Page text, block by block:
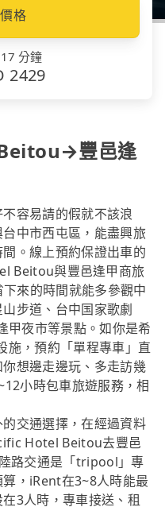
格
分鐘
2429
豐邑逢
容易請的假就不該浪
中市西屯區，能盡興旅
。線上預約保證出車的
Beitou與豐邑逢甲商旅
來的時間就能多參觀中
步道、台中国家歌劇
夜市等景點。如你是希
施，預約「單程專車」直
想邊走邊玩、多走訪幾
小時包車旅遊服務，相
交通選擇，在經過資料
Hotel Beitou去豐邑
路交通是「tripool」專
，iRent在3~8人時能最
3人時，專車接送、租